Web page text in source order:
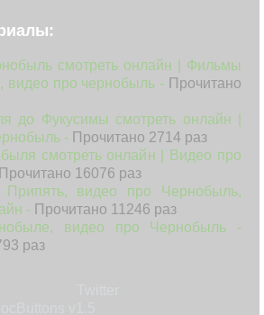
смотреть онлайн | Фильмы
видео про чернобыль - Прочитано
до Фукусимы смотреть онлайн |
- Прочитано 2714 раз
смотреть онлайн | Видео про
Прочитано 16076 раз
Припять, видео про Чернобыль,
- Прочитано 11246 раз
видео про Чернобыль -
раз